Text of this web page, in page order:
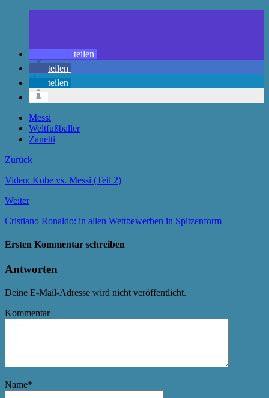
teilen
teilen
teilen
Messi
Weltfußballer
Zanetti
Zurück
Video: Kobe vs. Messi (Teil 2)
Weiter
Cristiano Ronaldo: in allen Wettbewerben in Spitzenform
Ersten Kommentar schreiben
Antworten
Deine E-Mail-Adresse wird nicht veröffentlicht.
Kommentar
Name*